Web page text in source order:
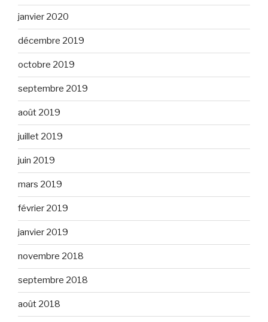
janvier 2020
décembre 2019
octobre 2019
septembre 2019
août 2019
juillet 2019
juin 2019
mars 2019
février 2019
janvier 2019
novembre 2018
septembre 2018
août 2018